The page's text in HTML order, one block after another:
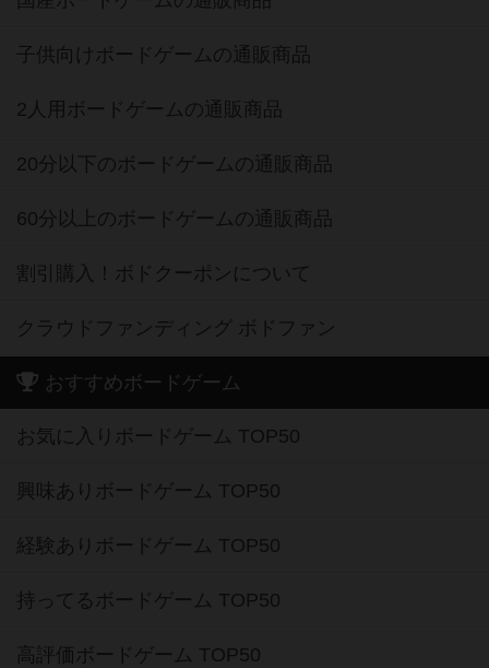
子供向けボードゲームの通販商品
2人用ボードゲームの通販商品
20分以下のボードゲームの通販商品
60分以上のボードゲームの通販商品
割引購入！ボドクーポンについて
クラウドファンディング ボドファン
おすすめボードゲーム
お気に入りボードゲーム TOP50
興味ありボードゲーム TOP50
経験ありボードゲーム TOP50
持ってるボードゲーム TOP50
高評価ボードゲーム TOP50